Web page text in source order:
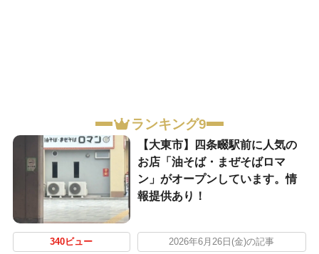
ランキング9
【大東市】四条畷駅前に人気の
お店「油そば・まぜそばロマ
ン」がオープンしています。情
報提供あり！
340ビュー 2026年6月26日(金)の記事